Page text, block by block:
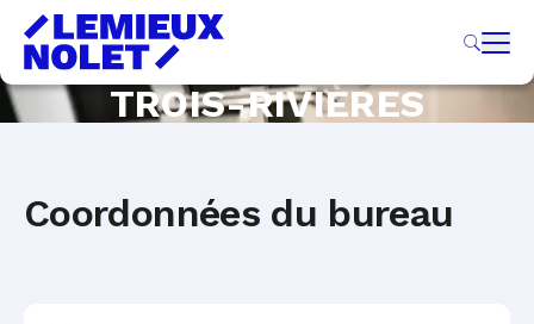
TROIS-RIVIÈRES
Coordonnées du bureau